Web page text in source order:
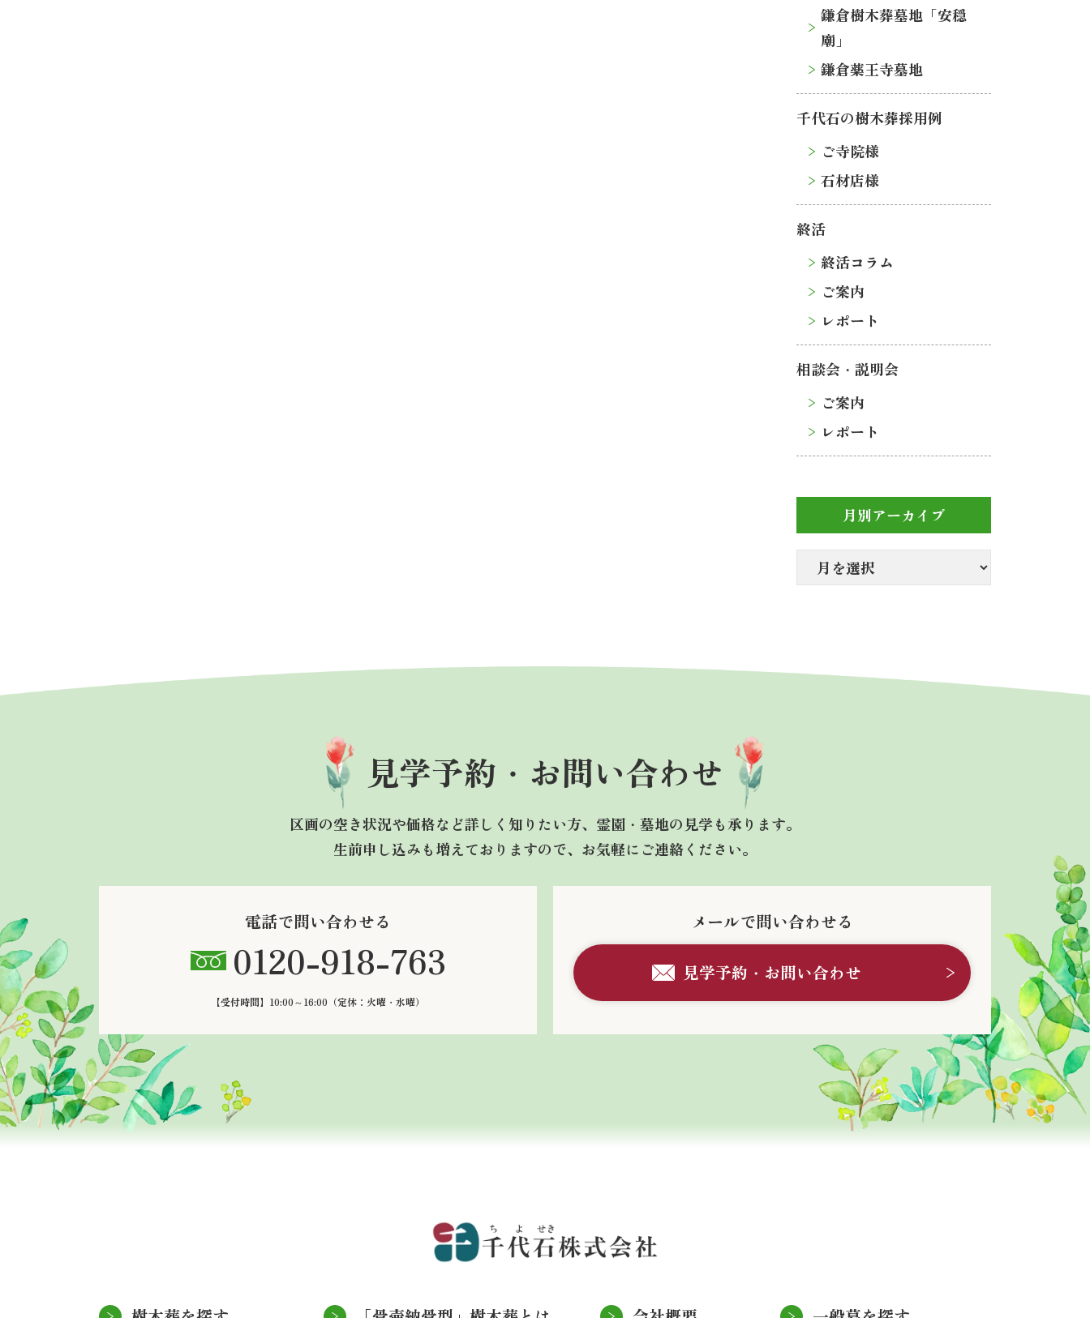
鎌倉樹木葬墓地「安穏
廟」
鎌倉薬王寺墓地
千代石の樹木葬採用例
ご寺院様
石材店様
終活
終活コラム
ご案内
レポート
相談会・説明会
ご案内
レポート
月別アーカイブ
見学予約・ お問い合わせ
区画の空き状況や価格など詳しく知りたい方、霊園・墓地の見学も承ります。
生前申し込みも増えておりますので、お気軽にご連絡ください。
電話で問い合わせる
0120-918-763
【受付時間】10:00～16:00 （定休：火曜・水曜）
メールで問い合わせる
見学予約・お問い合わせ